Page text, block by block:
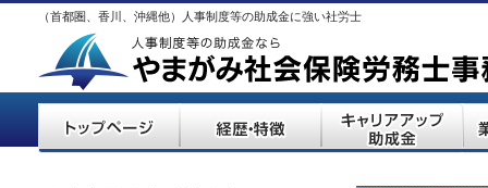
（首都圏、香川、沖縄他）人事制度等の助成金に強い社労士